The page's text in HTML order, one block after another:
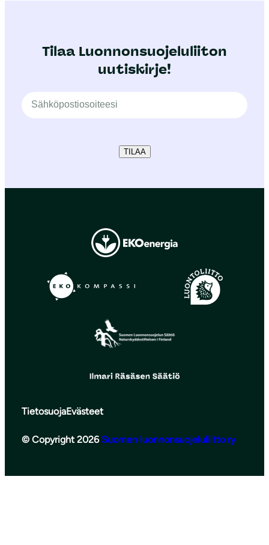
Tilaa Luonnonsuojeluliiton
uutiskirje!
TILAA
TietosuojaEvästeet
© Copyright 2026 Suomen luonnonsuojeluliitto ry